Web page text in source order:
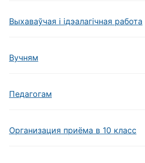
Выхаваўчая і ідэалагічная работа
Вучням
Педагогам
Организация приёма в 10 класс